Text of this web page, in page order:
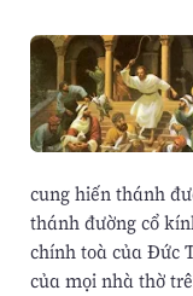
cung hiến thánh
thánh đường cổ
chính toà của Ðức
của mọi nhà thờ